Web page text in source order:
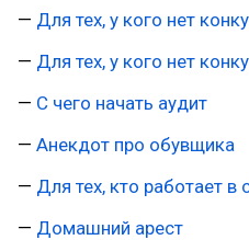
— Для тех, у кого нет
— Для тех, у кого нет
— С чего начать аудит
— Анекдот про обувщика
— Для тех, кто работает
— Домашний арест